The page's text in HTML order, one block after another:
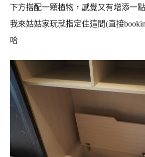
下方搭配一顆植物，感覺又有增添一
我來姑姑家玩就指定住這間(直接
哈